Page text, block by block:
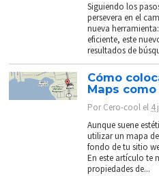
Siguiendo los
persevera en el
nueva
eficiente, este
resultados de
Cómo
Maps
PorCero-cool el 4
Aunque suene
utilizar un mapa
fondo de tu sitio
En este artículo te
propiedades de...